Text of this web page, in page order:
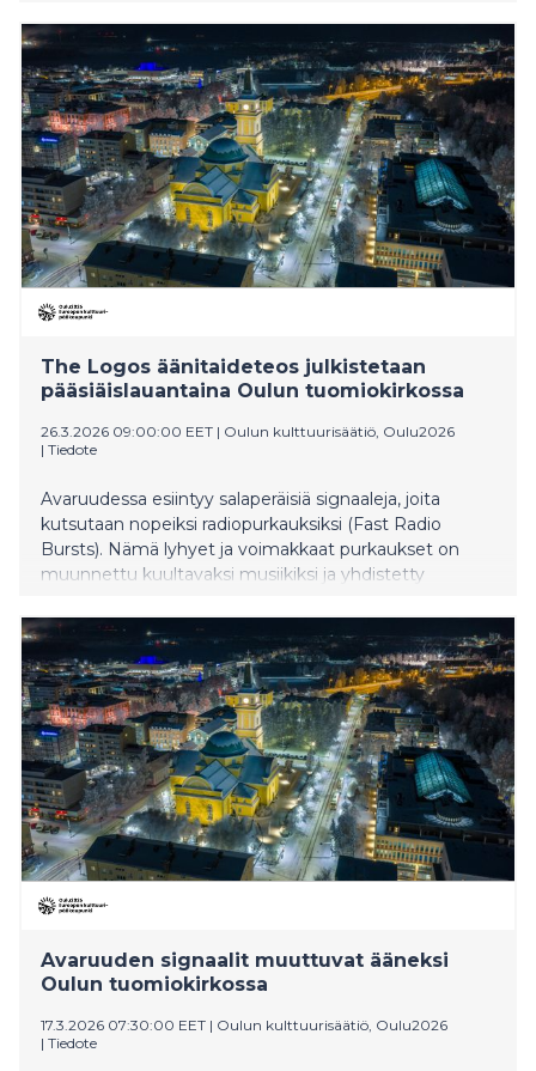
från rymden.
The Logos äänitaideteos julkistetaan
pääsiäislauantaina Oulun tuomiokirkossa
26.3.2026 09:00:00 EET | Oulun kulttuurisäätiö, Oulu2026
| Tiedote
Avaruudessa esiintyy salaperäisiä signaaleja, joita
kutsutaan nopeiksi radiopurkauksiksi (Fast Radio
Bursts). Nämä lyhyet ja voimakkaat purkaukset on
muunnettu kuultavaksi musiikiksi ja yhdistetty
avaruuden”. The Logos -äänitaideteoksen
julkistustilaisuus järjestetään Oulun tuomiokirkossa
lauantaina 4.4. kattavan ohjelman kera.
Avaruuden signaalit muuttuvat ääneksi
Oulun tuomiokirkossa
17.3.2026 07:30:00 EET | Oulun kulttuurisäätiö, Oulu2026
| Tiedote